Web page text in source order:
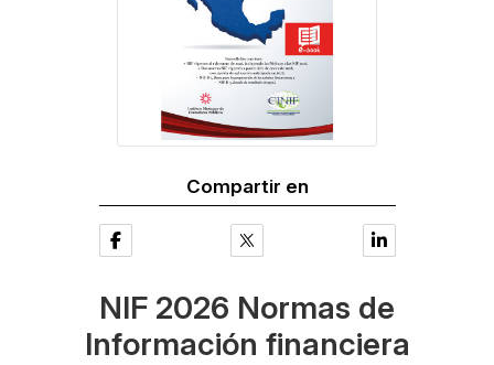
Compartir en
NIF 2026 Normas de
Información financiera